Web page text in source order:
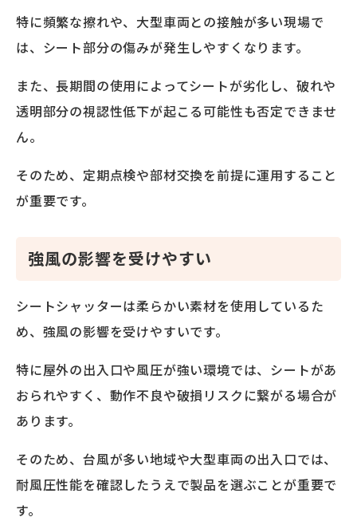
特に頻繁な擦れや、大型車両との接触が多い現場で
は、シート部分の傷みが発生しやすくなります。
また、長期間の使用によってシートが劣化し、破れや
透明部分の視認性低下が起こる可能性も否定できませ
ん。
そのため、定期点検や部材交換を前提に運用すること
が重要です。
強風の影響を受けやすい
シートシャッターは柔らかい素材を使用しているた
め、強風の影響を受けやすいです。
特に屋外の出入口や風圧が強い環境では、シートがあ
おられやすく、動作不良や破損リスクに繋がる場合が
あります。
そのため、台風が多い地域や大型車両の出入口では、
耐風圧性能を確認したうえで製品を選ぶことが重要で
す。